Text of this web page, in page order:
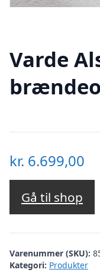
Varde
kr. 6.699,00
Gå til shop
Varenummer (SKU):
Kategori: Produkter